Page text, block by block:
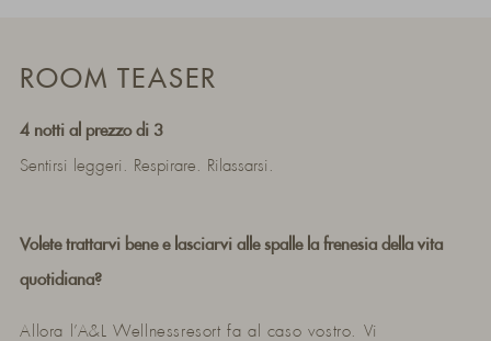
ROOM TEASER
4 notti al prezzo di 3
Sentirsi leggeri. Respirare. Rilassarsi.
Volete trattarvi bene e lasciarvi alle spalle la frenesia della vita
quotidiana?
Allora l’A&L Wellnessresort fa al caso vostro. Vi